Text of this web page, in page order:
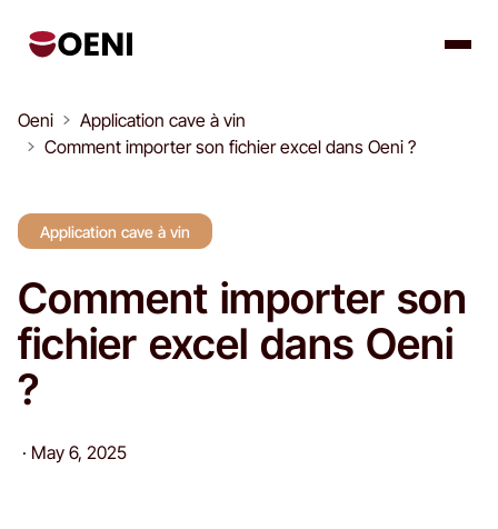
Oeni
Application cave à vin
Comment importer son fichier excel dans Oeni ?
Application cave à vin
Comment importer son
fichier excel dans Oeni
?
· May 6, 2025